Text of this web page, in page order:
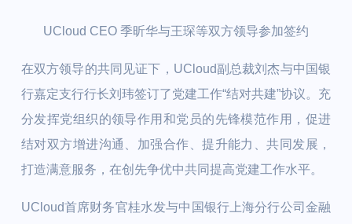
UCloud CEO 季昕华与王琛等双方领导参加签约
在双方领导的共同见证下，UCloud副总裁刘杰与中国银
行嘉定支行行长刘玮签订了党建工作“结对共建”协议。充
分发挥党组织的领导作用和党员的先锋模范作用，促进
结对双方增进沟通、加强合作、提升能力、共同发展，
打造满意服务，在创先争优中共同提高党建工作水平。
UCloud首席财务官桂水发与中国银行上海分行公司金融